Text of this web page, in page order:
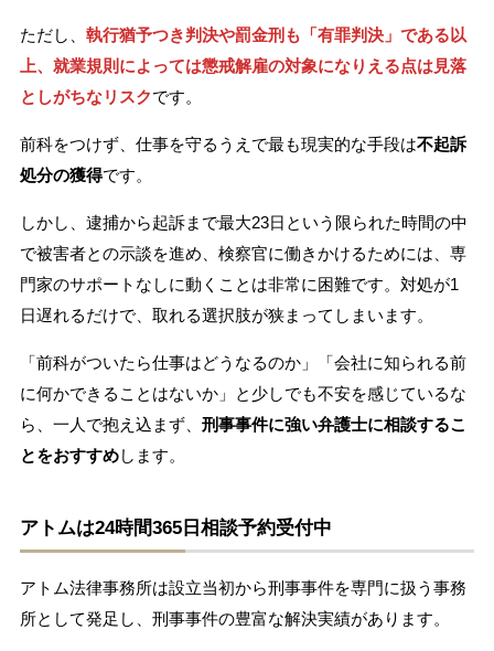
ただし、 執行猶予つき判決や罰金刑も「有罪判決」である以
上、就業規則によっては懲戒解雇の対象になりえる点は見落
としがちなリスクです。
前科をつけず、仕事を守るうえで最も現実的な手段は不起訴
処分の獲得です。
しかし、逮捕から起訴まで最大23日という限られた時間の中
で被害者との示談を進め、検察官に働きかけるためには、専
門家のサポートなしに動くことは非常に困難です。対処が1
日遅れるだけで、取れる選択肢が狭まってしまいます。
「前科がついたら仕事はどうなるのか」「会社に知られる前
に何かできることはないか」と少しでも不安を感じているな
ら、一人で抱え込まず、 刑事事件に強い弁護士に相談するこ
とをおすすめします。
アトムは24時間365日相談予約受付中
アトム法律事務所は設立当初から刑事事件を専門に扱う事務
所として発足し、刑事事件の豊富な解決実績があります。